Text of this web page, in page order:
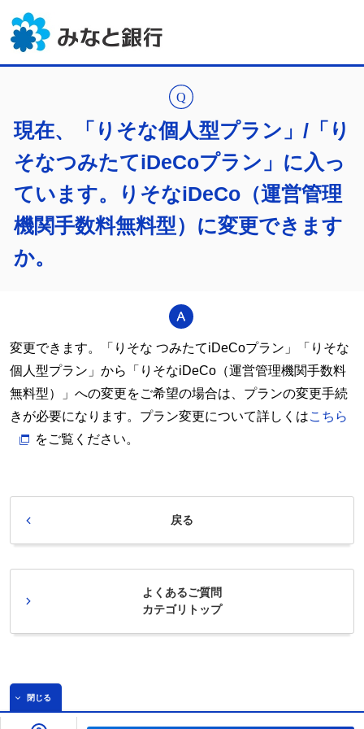
現在、「りそな個人型プラン」/「り
そなつみたてiDeCoプラン」に入っ
ています。りそなiDeCo（運営管理
機関手数料無料型）に変更できます
か。
変更できます。「りそな つみたてiDeCoプラン」「りそな
個人型プラン」から「りそなiDeCo（運営管理機関手数料
無料型）」への変更をご希望の場合は、プランの変更手続
きが必要になります。プラン変更について詳しくはこちら
をご覧ください。
戻る
よくあるご質問
カテゴリトップ
閉じる